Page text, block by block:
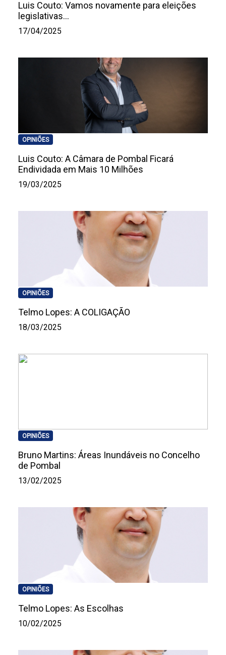
Luis Couto: Vamos novamente para eleições
legislativas…
17/04/2025
OPINIÕES
Luis Couto: A Câmara de Pombal Ficará
Endividada em Mais 10 Milhões
19/03/2025
OPINIÕES
Telmo Lopes: A COLIGAÇÃO
18/03/2025
OPINIÕES
Bruno Martins: Áreas Inundáveis no Concelho
de Pombal
13/02/2025
OPINIÕES
Telmo Lopes: As Escolhas
10/02/2025